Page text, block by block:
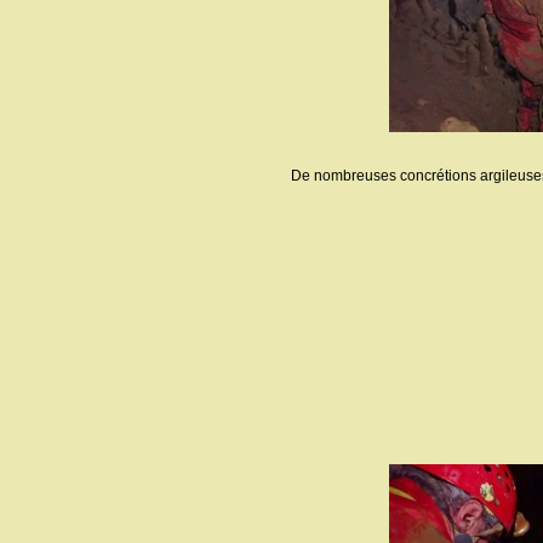
De nombreuses concrétions